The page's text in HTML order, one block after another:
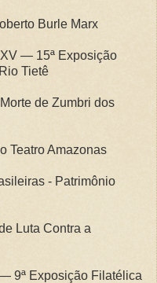
Burle Marx
— 15ª Exposição
Tietê
de Zumbri dos
Teatro Amazonas
- Patrimônio
Luta Contra a
9ª Exposição Filatélica